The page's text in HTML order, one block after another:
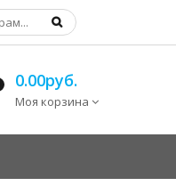
0.00руб.
Моя корзина